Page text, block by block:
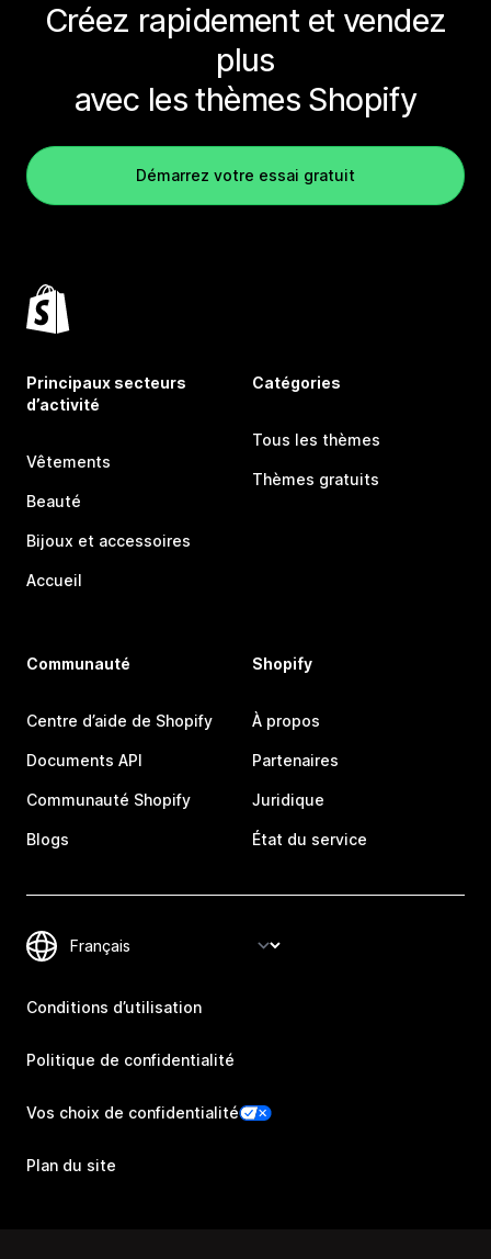
Créez rapidement et vendez
plus
avec les thèmes Shopify
Démarrez votre essai gratuit
Principaux secteurs
d’activité
Vêtements
Beauté
Bijoux et accessoires
Accueil
Catégories
Tous les thèmes
Thèmes gratuits
Communauté
Centre d’aide de Shopify
Documents API
Communauté Shopify
Blogs
Shopify
À propos
Partenaires
Juridique
État du service
Conditions d’utilisation
Politique de confidentialité
Vos choix de confidentialité
Plan du site